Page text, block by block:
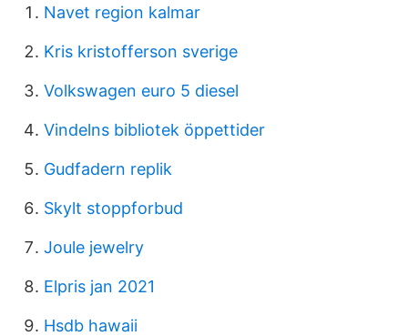
Navet region kalmar
Kris kristofferson sverige
Volkswagen euro 5 diesel
Vindelns bibliotek öppettider
Gudfadern replik
Skylt stoppforbud
Joule jewelry
Elpris jan 2021
Hsdb hawaii